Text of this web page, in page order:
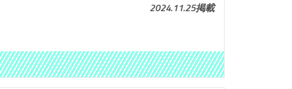
2024.11.25掲載